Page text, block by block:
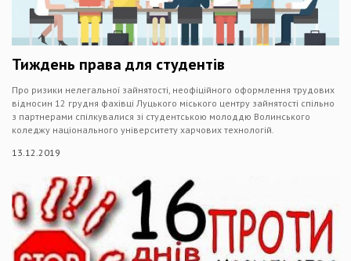
Тиждень права для студентів
Про ризики нелегальної зайнятості, неофіційного оформлення трудових
відносин 12 грудня фахівці Луцького міського центру зайнятості спільно
з партнерами спілкувалися зі студентською молоддю Волинського
коледжу національного університету харчових технологій.
13.12.2019